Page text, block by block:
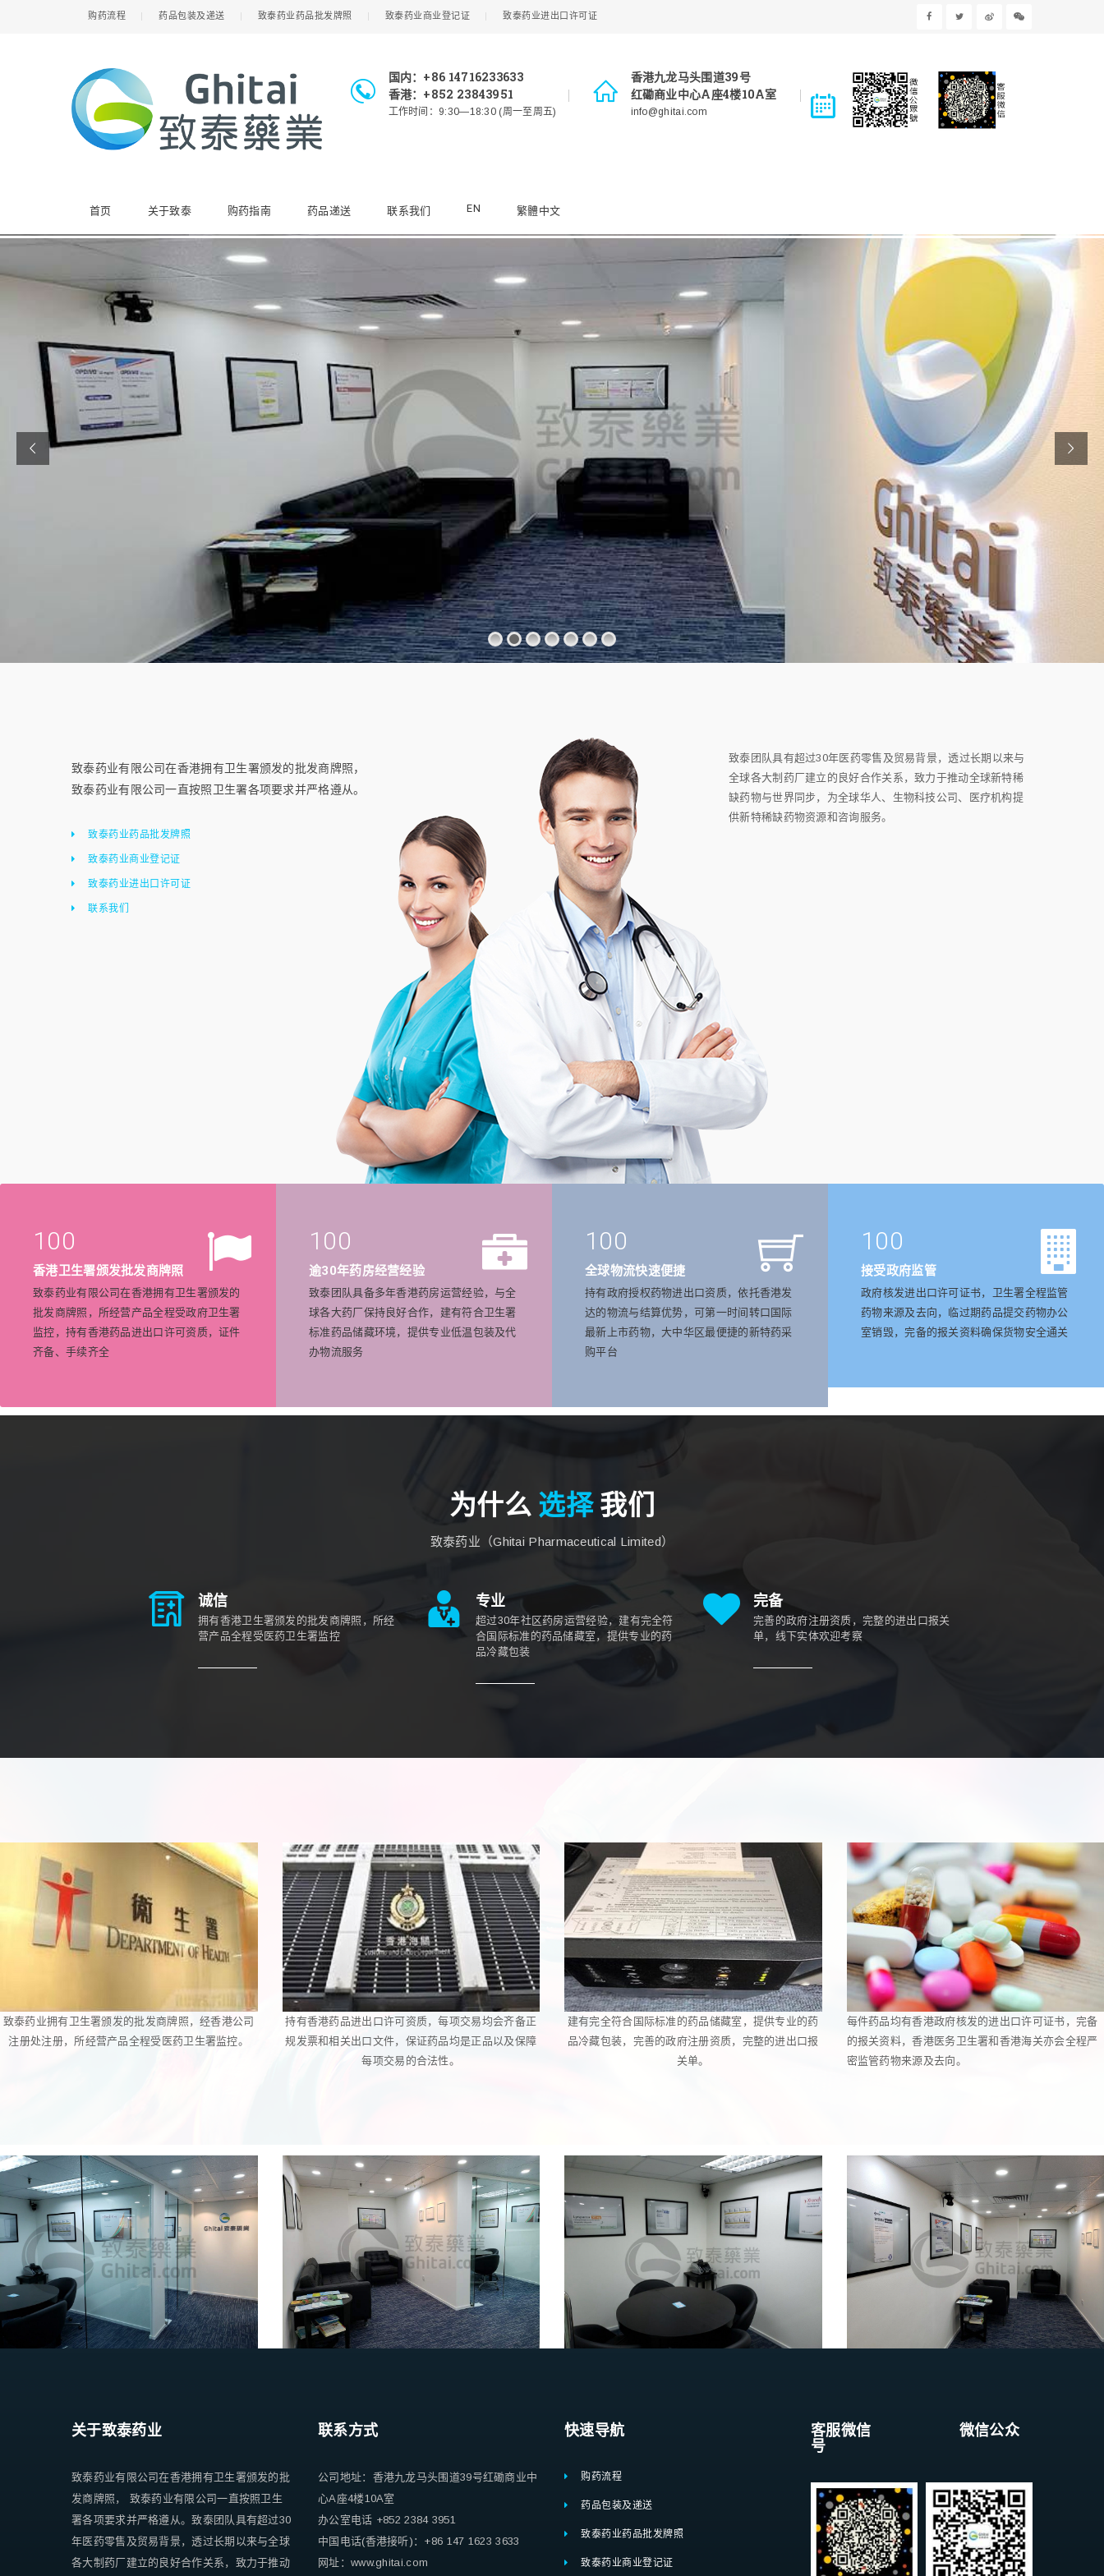
购药流程 药品包装及递送 致泰药业药品批发牌照 致泰药业商业登记证 致泰药业进出口许可证
国内：+86 14716233633
香港：+852 23843951
工作时间：9:30—18:30 (周一至周五)
香港九龙马头围道39号
红磡商业中心A座4楼10A室
info@ghitai.com
首页 关于致泰 购药指南 药品递送 联系我们 EN 繁體中文
致泰药业有限公司在香港拥有卫生署颁发的批发商牌照，
致泰药业有限公司一直按照卫生署各项要求并严格遵从。
致泰药业药品批发牌照
致泰药业商业登记证
致泰药业进出口许可证
联系我们
致泰团队具有超过30年医药零售及贸易背景，透过长期以来与
全球各大制药厂建立的良好合作关系，致力于推动全球新特稀
缺药物与世界同步，为全球华人、生物科技公司、医疗机构提
供新特稀缺药物资源和咨询服务。
100
香港卫生署颁发批发商牌照
致泰药业有限公司在香港拥有卫生署颁发的
批发商牌照，所经营产品全程受政府卫生署
监控，持有香港药品进出口许可资质，证件
齐备、手续齐全
100
逾30年药房经营经验
致泰团队具备多年香港药房运营经验，与全
球各大药厂保持良好合作，建有符合卫生署
标准药品储藏环境，提供专业低温包装及代
办物流服务
100
全球物流快速便捷
持有政府授权药物进出口资质，依托香港发
达的物流与结算优势，可第一时间转口国际
最新上市药物，大中华区最便捷的新特药采
购平台
100
接受政府监管
政府核发进出口许可证书，卫生署全程监管
药物来源及去向，临过期药品提交药物办公
室销毁，完备的报关资料确保货物安全通关
为什么 选择我们
致泰药业（Ghitai Pharmaceutical Limited）
诚信
拥有香港卫生署颁发的批发商牌照，所经
营产品全程受医药卫生署监控
专业
超过30年社区药房运营经验，建有完全符
合国际标准的药品储藏室，提供专业的药
品冷藏包装
完备
完善的政府注册资质，完整的进出口报关
单，线下实体欢迎考察
致泰药业拥有卫生署颁发的批发商牌照，经香港公司
注册处注册，所经营产品全程受医药卫生署监控。
持有香港药品进出口许可资质，每项交易均会齐备正
规发票和相关出口文件，保证药品均是正品以及保障
每项交易的合法性。
建有完全符合国际标准的药品储藏室，提供专业的药
品冷藏包装，完善的政府注册资质，完整的进出口报
关单。
每件药品均有香港政府核发的进出口许可证书，完备
的报关资料，香港医务卫生署和香港海关亦会全程严
密监管药物来源及去向。
关于致泰药业
致泰药业有限公司在香港拥有卫生署颁发的批
发商牌照， 致泰药业有限公司一直按照卫生
署各项要求并严格遵从。致泰团队具有超过30
年医药零售及贸易背景，透过长期以来与全球
各大制药厂建立的良好合作关系，致力于推动
联系方式
公司地址：香港九龙马头围道39号红磡商业中
心A座4楼10A室
办公室电话 +852 2384 3951
中国电话(香港接听)：+86 147 1623 3633
网址：www.ghitai.com
快速导航
购药流程
药品包装及递送
致泰药业药品批发牌照
致泰药业商业登记证
客服微信 微信公众
号